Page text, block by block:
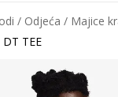
Odjeća Majice
TEE